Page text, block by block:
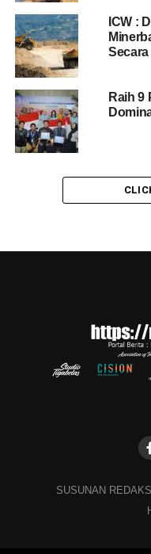
ICW :
Raih 9
SUSUNAN REDAKSI